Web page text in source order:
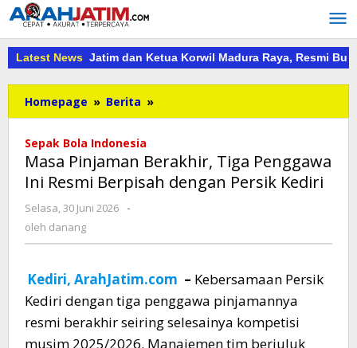
Lewati
ke
konten
Latest News
DPD PKDI Jatim dan Ketua Korwil Madura Raya, Resmi Buka
Homepage » Berita »
Pinjaman
Penggawa
Ini
Sepak Bola Indonesia
Masa Pinjaman Berakhir, Tiga Penggawa
Ini Resmi Berpisah dengan Persik Kediri
Selasa, 30 Juni 2026
oleh
-
oleh danang
Kediri, ArahJatim.com – Kebersamaan Persik
Kediri dengan tiga penggawa pinjamannya
resmi berakhir seiring selesainya kompetisi
musim 2025/2026. Manajemen tim berjuluk